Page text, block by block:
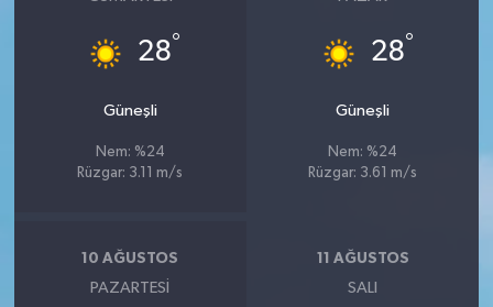
28°
Güneşli
Nem: %24
Rüzgar: 3.11 m/s
28°
Güneşli
Nem: %24
Rüzgar: 3.61 m/s
10 AĞUSTOS
PAZARTESI
11 AĞUSTOS
SALI